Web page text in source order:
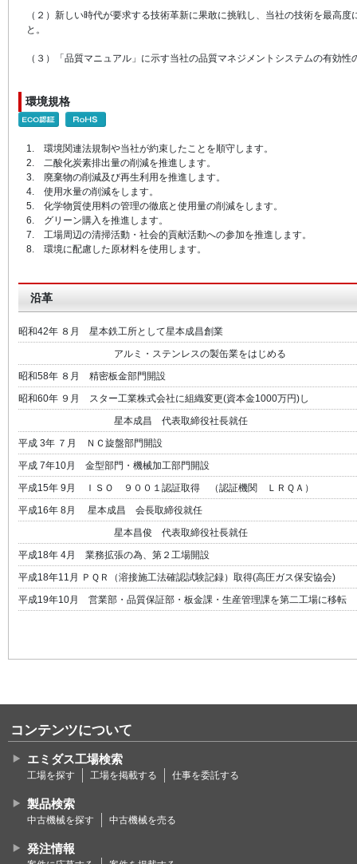
（２）新しい時代が要求する技術革新に果敢に挑戦し、当社の技術を最高
と。
（３）「品質マニュアル」に示す当社の品質マネジメントシステムの有効
環境規格
1. 環境関連法規制や当社が約束したことを順守します。
2. 二酸化炭素排出量の削減を推進します。
3. 廃棄物の削減及び再生利用を推進します。
4. 使用水量の削減をします。
5. 化学物質使用料の管理の徹底と使用量の削減をします。
6. グリーン購入を推進します。
7. 工場周辺の清掃活動・社会的貢献活動への参加を推進します。
8. 環境に配慮した原材料を使用します。
沿革
昭和42年 ８月 星本鉄工所として星本成昌創業
アルミ・ステンレスの製缶業をはじめる
昭和58年 ８月 精密板金部門開設
昭和60年 ９月 スター工業株式会社に組織変更(資本金1000万円)し
星本成昌 代表取締役社長就任
平成 3年 ７月 ＮＣ旋盤部門開設
平成 7年10月 金型部門・機械加工部門開設
平成15年 9月 ＩＳＯ ９００１認証取得 （認証機関 ＬＲＱＡ）
平成16年 8月 星本成昌 会長取締役就任
星本昌俊 代表取締役社長就任
平成18年 4月 業務拡張の為、第２工場開設
平成18年11月 ＰＱＲ（溶接施工法確認試験記録）取得(高圧ガス保安協会)
平成19年10月 営業部・品質保証部・板金課・生産管理課を第二工場に移転
コンテンツについて
エミダス工場検索
工場を探す 工場を掲載する 仕事を委託する
製品検索
中古機械を探す 中古機械を売る
発注情報